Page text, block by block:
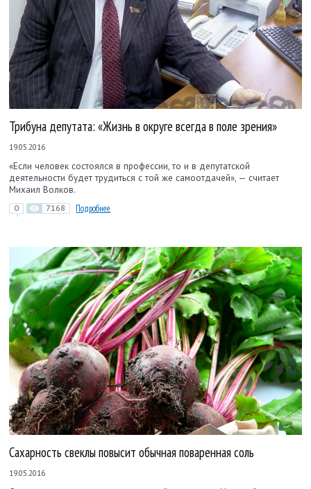
Трибуна депутата: «Жизнь в округе всегда в поле зрения»
19.05.2016
«Если человек состоялся в профессии, то и в депутатской
деятельности будет трудиться с той же самоотдачей», — считает
Михаил Волков.
0 7168 Подробнее
Сахарность свеклы повысит обычная поваренная соль
19.05.2016